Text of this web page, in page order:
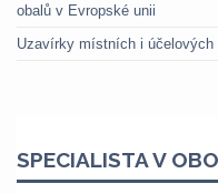
obalů v Evropské unii
Uzavírky místních i